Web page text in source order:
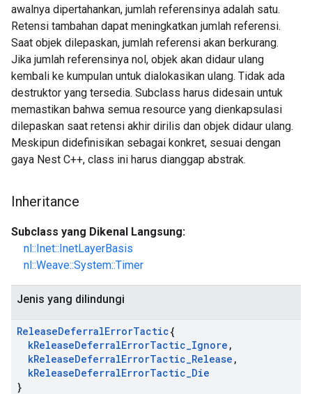
awalnya dipertahankan, jumlah referensinya adalah satu.
Retensi tambahan dapat meningkatkan jumlah referensi.
Saat objek dilepaskan, jumlah referensi akan berkurang.
Jika jumlah referensinya nol, objek akan didaur ulang
kembali ke kumpulan untuk dialokasikan ulang. Tidak ada
destruktor yang tersedia. Subclass harus didesain untuk
memastikan bahwa semua resource yang dienkapsulasi
dilepaskan saat retensi akhir dirilis dan objek didaur ulang.
Meskipun didefinisikan sebagai konkret, sesuai dengan
gaya Nest C++, class ini harus dianggap abstrak.
Inheritance
Subclass yang Dikenal Langsung:
nl::Inet::InetLayerBasis
nl::Weave::System::Timer
Jenis yang dilindungi
ReleaseDeferralErrorTactic{
kReleaseDeferralErrorTactic_Ignore ,
kReleaseDeferralErrorTactic_Release ,
kReleaseDeferralErrorTactic_Die
}